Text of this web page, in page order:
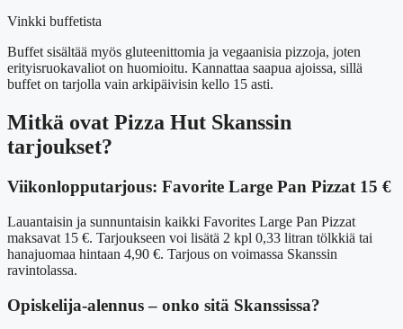
Vinkki buffetista
Buffet sisältää myös gluteenittomia ja vegaanisia pizzoja, joten
erityisruokavaliot on huomioitu. Kannattaa saapua ajoissa, sillä
buffet on tarjolla vain arkipäivisin kello 15 asti.
Mitkä ovat Pizza Hut Skanssin
tarjoukset?
Viikonlopputarjous: Favorite Large Pan Pizzat 15 €
Lauantaisin ja sunnuntaisin kaikki Favorites Large Pan Pizzat
maksavat 15 €. Tarjoukseen voi lisätä 2 kpl 0,33 litran tölkkiä tai
hanajuomaa hintaan 4,90 €. Tarjous on voimassa Skanssin
ravintolassa.
Opiskelija-alennus – onko sitä Skanssissa?